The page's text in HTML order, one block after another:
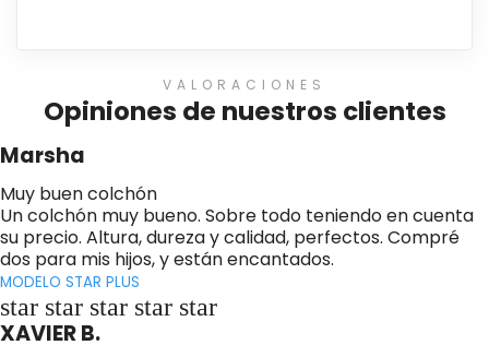
VALORACIONES
Opiniones de nuestros clientes
Marsha
Muy buen colchón
Un colchón muy bueno. Sobre todo teniendo en cuenta
su precio. Altura, dureza y calidad, perfectos. Compré
dos para mis hijos, y están encantados.
MODELO STAR PLUS
star star star star star
XAVIER B.